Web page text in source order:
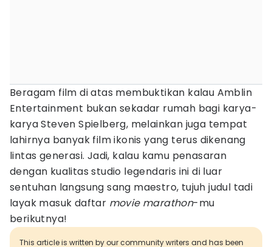
Beragam film di atas membuktikan kalau Amblin
Entertainment bukan sekadar rumah bagi karya-
karya Steven Spielberg, melainkan juga tempat
lahirnya banyak film ikonis yang terus dikenang
lintas generasi. Jadi, kalau kamu penasaran
dengan kualitas studio legendaris ini di luar
sentuhan langsung sang maestro, tujuh judul tadi
layak masuk daftar movie marathon-mu
berikutnya!
This article is written by our community writers and has been